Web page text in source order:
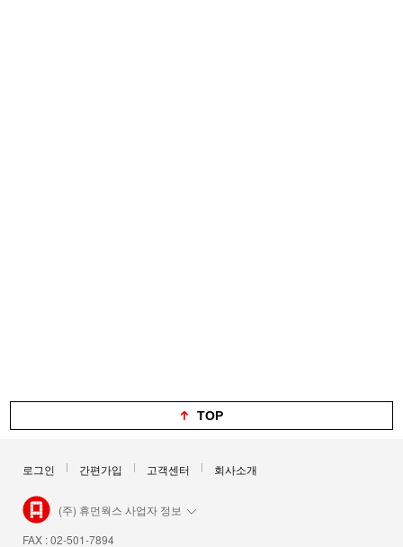
TOP
로그인 간편가입 고객센터 회사소개
(주) 휴먼웍스 사업자 정보
FAX : 02-501-7894